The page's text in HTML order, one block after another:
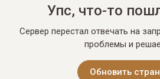
Упс, что-то
Сервер перестал отвечать на
проблемы и
Обновить